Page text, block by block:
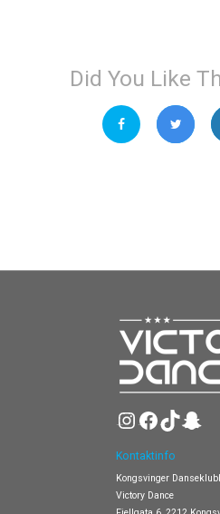
Did You Like
Instagram
Facebook
TikTok
Kontaktinfo
Kongsvinger
Victory Dance